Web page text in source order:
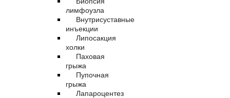
лимфоузла
Внутрисуставные
инъекции
Липосакция
холки
Паховая
грыжа
Пупочная
грыжа
Лапароцентез